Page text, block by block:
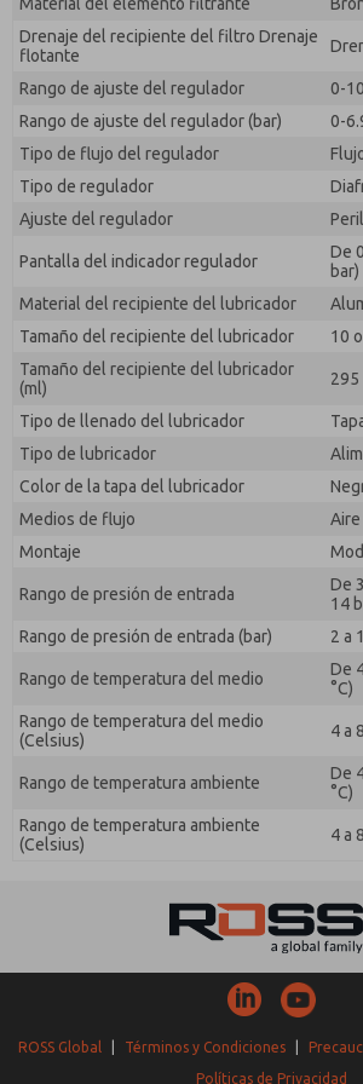
Drenaje del recipiente del filtro Drenaje
flotante
Rango de ajuste del regulador
0-
Rango de ajuste del regulador (bar)
0-
Tipo de flujo del regulador
Tipo de regulador
Ajuste del regulador
Pantalla del indicador regulador
De
bar)
Material del recipiente del lubricador
Tamaño del recipiente del lubricador
10
Tamaño del recipiente del lubricador
(ml)
295
Tipo de llenado del lubricador
Tipo de lubricador
Color de la tapa del lubricador
Medios de flujo
Montaje
Rango de presión de entrada
De
14
Rango de presión de entrada (bar)
2 a
Rango de temperatura del medio
De
°C)
Rango de temperatura del medio
(Celsius)
4 a
Rango de temperatura ambiente
De
°C)
Rango de temperatura ambiente
(Celsius)
4 a
ROSS Global Términos y Condiciones
Políticas de Privacidad